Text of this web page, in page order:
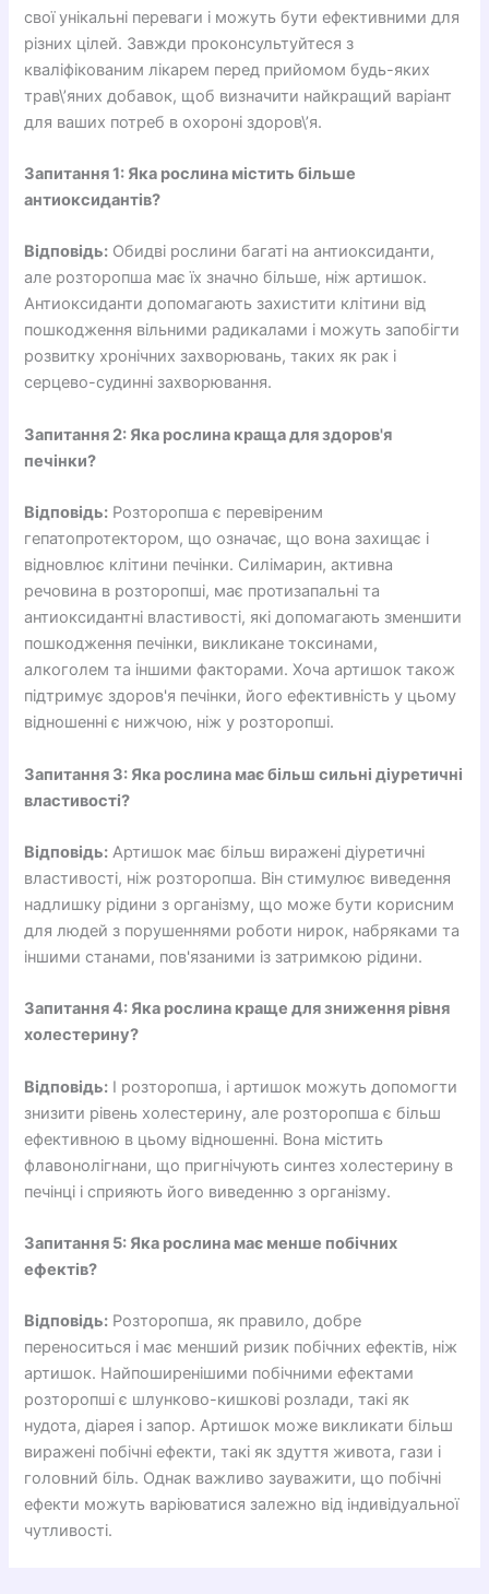
свої унікальні переваги і можуть бути ефективними для
різних цілей. Завжди проконсультуйтеся з
кваліфікованим лікарем перед прийомом будь-яких
трав\’яних добавок, щоб визначити найкращий варіант
для ваших потреб в охороні здоров\’я.
Запитання 1: Яка рослина містить більше
антиоксидантів?
Відповідь: Обидві рослини багаті на антиоксиданти,
але розторопша має їх значно більше, ніж артишок.
Антиоксиданти допомагають захистити клітини від
пошкодження вільними радикалами і можуть запобігти
розвитку хронічних захворювань, таких як рак і
серцево-судинні захворювання.
Запитання 2: Яка рослина краща для здоров'я
печінки?
Відповідь: Розторопша є перевіреним
гепатопротектором, що означає, що вона захищає і
відновлює клітини печінки. Силімарин, активна
речовина в розторопші, має протизапальні та
антиоксидантні властивості, які допомагають зменшити
пошкодження печінки, викликане токсинами,
алкоголем та іншими факторами. Хоча артишок також
підтримує здоров'я печінки, його ефективність у цьому
відношенні є нижчою, ніж у розторопші.
Запитання 3: Яка рослина має більш сильні діуретичні
властивості?
Відповідь: Артишок має більш виражені діуретичні
властивості, ніж розторопша. Він стимулює виведення
надлишку рідини з організму, що може бути корисним
для людей з порушеннями роботи нирок, набряками та
іншими станами, пов'язаними із затримкою рідини.
Запитання 4: Яка рослина краще для зниження рівня
холестерину?
Відповідь: І розторопша, і артишок можуть допомогти
знизити рівень холестерину, але розторопша є більш
ефективною в цьому відношенні. Вона містить
флавонолігнани, що пригнічують синтез холестерину в
печінці і сприяють його виведенню з організму.
Запитання 5: Яка рослина має менше побічних
ефектів?
Відповідь: Розторопша, як правило, добре
переноситься і має менший ризик побічних ефектів, ніж
артишок. Найпоширенішими побічними ефектами
розторопші є шлунково-кишкові розлади, такі як
нудота, діарея і запор. Артишок може викликати більш
виражені побічні ефекти, такі як здуття живота, гази і
головний біль. Однак важливо зауважити, що побічні
ефекти можуть варіюватися залежно від індивідуальної
чутливості.